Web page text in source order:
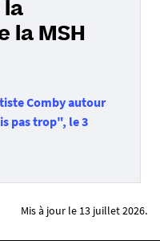
la
la MSH
Comby autour
pas trop", le 3
Mis à jour le 13 juillet 2026.